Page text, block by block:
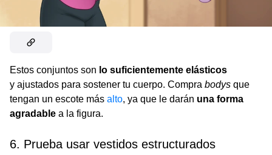
Estos conjuntos son lo suficientemente elásticos
y ajustados para sostener tu cuerpo. Compra bodys que
tengan un escote más alto, ya que le darán una forma
agradable a la figura.
6. Prueba usar vestidos estructurados